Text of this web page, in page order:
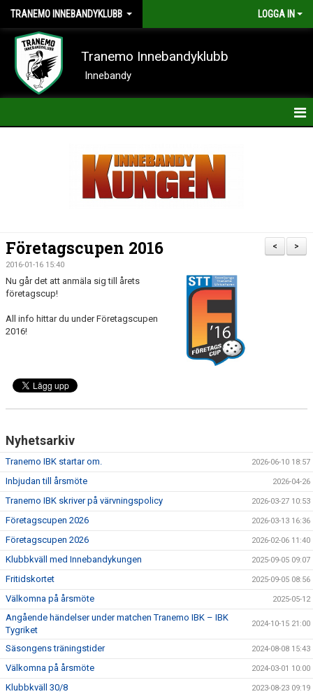
TRANEMO INNEBANDYKLUBB LOGGA IN
Tranemo Innebandyklubb
Innebandy
KALENDER
BILDER
DOKUMENT
MATCHER
FÖRETAGSCUPEN 2026
TRÄNINGSTIDER 2025/26
FÖRENINGSKLÄDER-INNEBANDYKUNGEN
>
<
Företagscupen 2016
2016-01-16 15:40
Nu går det att anmäla sig till årets
företagscup!
All info hittar du under Företagscupen
2016!
Nyhetsarkiv
Tranemo IBK startar om. 2026-06-10 18:57
Inbjudan till årsmöte 2026-04-26
Tranemo IBK skriver på värvningspolicy 2026-03-27 10:53
Företagscupen 2026 2026-03-13 16:36
Företagscupen 2026 2026-02-06 11:40
Klubbkväll med Innebandykungen 2025-09-05 09:07
Fritidskortet 2025-09-05 08:56
Välkomna på årsmöte 2025-05-12
Angående händelser under matchen Tranemo IBK – IBK
Tygriket
2024-10-15 21:00
Säsongens träningstider 2024-08-08 15:43
Välkomna på årsmöte 2024-03-01 10:00
Klubbkväll 30/8 2023-08-23 09:19